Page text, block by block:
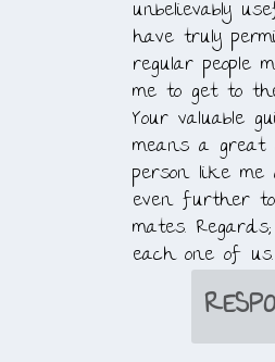
unbelievably
have truly
regular people
me to get to
Your valuable
means a
person like
even further
mates.
each one of us.